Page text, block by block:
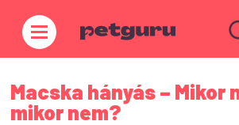
Macska hányás – Mikor
mikor nem?